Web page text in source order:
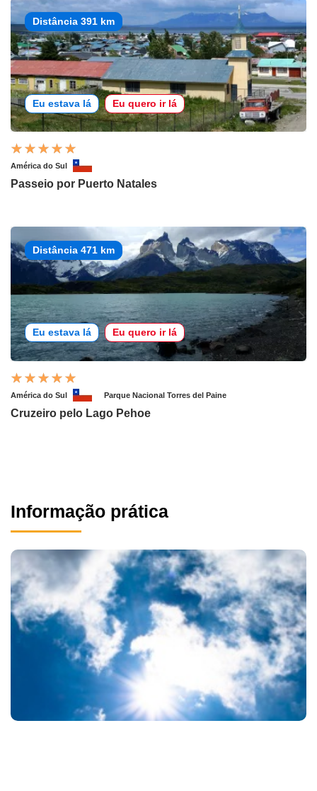
Distância 391 km
Eu estava lá Eu quero ir lá
América do Sul
Passeio por Puerto Natales
Distância 471 km
Eu estava lá Eu quero ir lá
América do Sul Parque Nacional Torres del Paine
Cruzeiro pelo Lago Pehoe
Informação prática